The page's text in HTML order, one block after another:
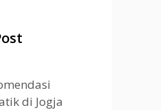
di Jogja